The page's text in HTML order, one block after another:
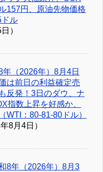
157円、原油先物価格
ドル
）
年（2026年）8月4日
は前日の利益確定売
反発！3日のダウ、ナ
指数上昇を好感か、
WTI：80-81-80ドル）
8月4日）
8年（2026年）8月3